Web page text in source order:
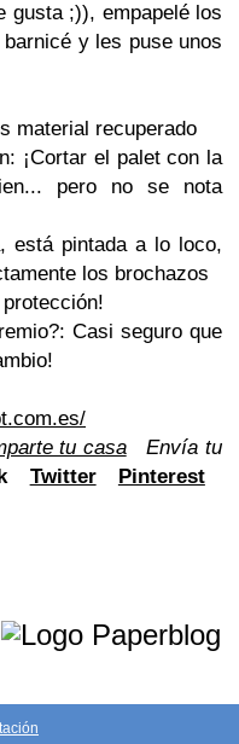
gusta ;)), empapelé los
y les puse unos
material recuperado
¡Cortar el palet con la
pero no se nota
está pintada a lo loco,
los brochazos
Casi seguro que
tu casa
Envía tu
Twitter
Pinterest